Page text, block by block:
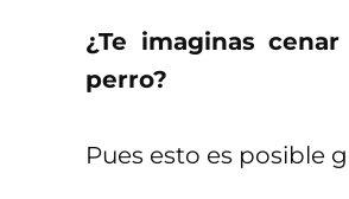
¿Te imaginas
perro?
Pues esto es posible